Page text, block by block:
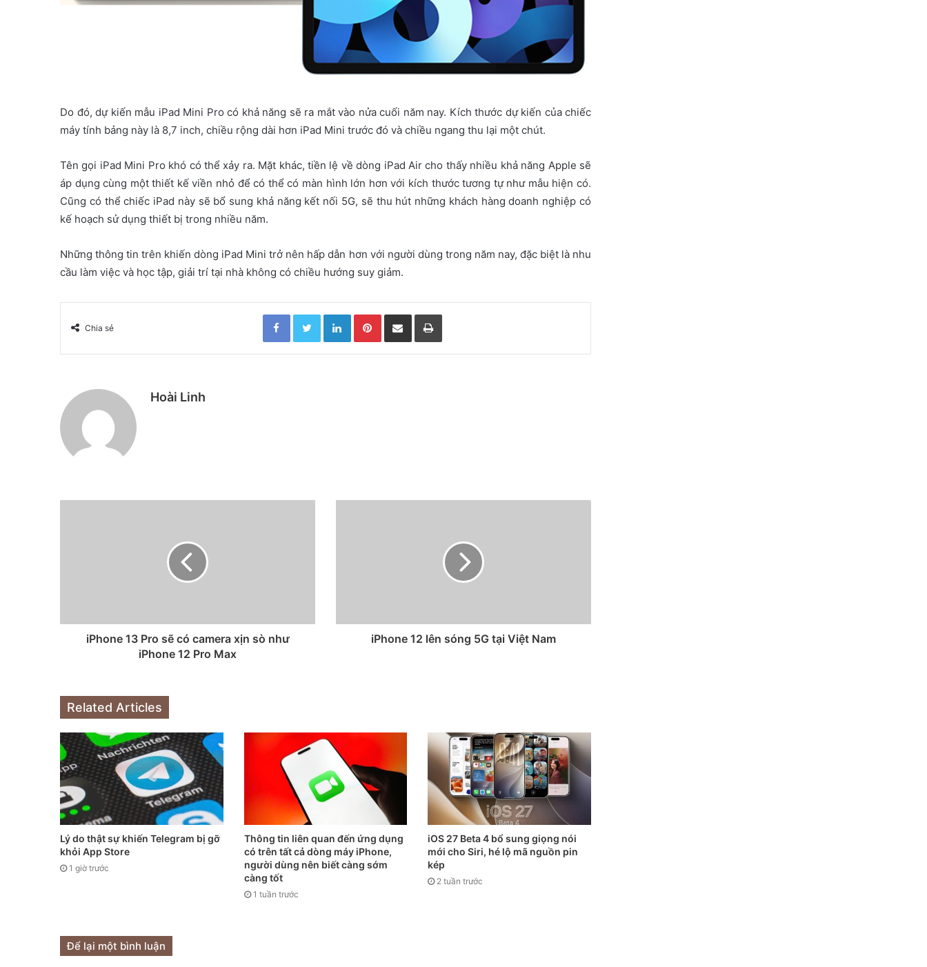
Do đó, dự kiến ​​mẫu iPad Mini Pro có khả năng sẽ ra mắt vào nửa cuối năm nay. Kích thước dự kiến của chiếc
máy tính bảng này là 8,7 inch, chiều rộng dài hơn iPad Mini trước đó và chiều ngang thu lại một chút.
Tên gọi iPad Mini Pro khó có thể xảy ra. Mặt khác, tiền lệ về dòng iPad Air cho thấy nhiều khả năng Apple sẽ
áp dụng cùng một thiết kế viền nhỏ để có thể có màn hình lớn hơn với kích thước tương tự như mẫu hiện có.
Cũng có thể chiếc iPad này sẽ bổ sung khả năng kết nối 5G, sẽ thu hút những khách hàng doanh nghiệp có
kế hoạch sử dụng thiết bị trong nhiều năm.
Những thông tin trên khiến dòng iPad Mini trở nên hấp dẫn hơn với người dùng trong năm nay, đặc biệt là nhu
cầu làm việc và học tập, giải trí tại nhà không có chiều hướng suy giảm.
Chia sẻ
Facebook Twitter LinkedIn Pinterest Chia sẻ qua email In
Hoài Linh
iPhone 13 Pro sẽ có camera xịn sò như
iPhone 12 Pro Max
iPhone 12 lên sóng 5G tại Việt Nam
Related Articles
Lý do thật sự khiến Telegram bị gỡ
khỏi App Store
1 giờ trước
Thông tin liên quan đến ứng dụng
có trên tất cả dòng máy iPhone,
người dùng nên biết càng sớm
càng tốt
1 tuần trước
iOS 27 Beta 4 bổ sung giọng nói
mới cho Siri, hé lộ mã nguồn pin
kép
2 tuần trước
Để lại một bình luận